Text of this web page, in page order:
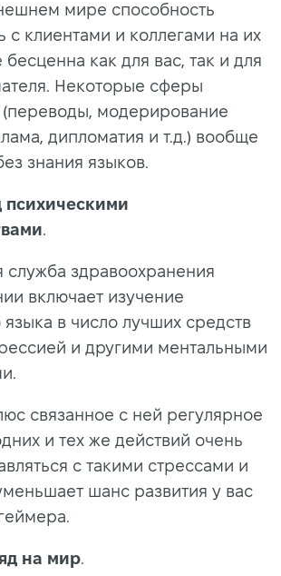
мире способность
с клиентами и коллегами на их
как для вас, так и для
Некоторые сферы
(переводы, модерирование
дипломатия и т.д.) вообще
знания языков.
психическими
.
служба здравоохранения
включает изучение
языка в число лучших средств
и другими ментальными
связанное с ней регулярное
и тех же действий очень
с такими стрессами и
шанс развития у вас
на мир.